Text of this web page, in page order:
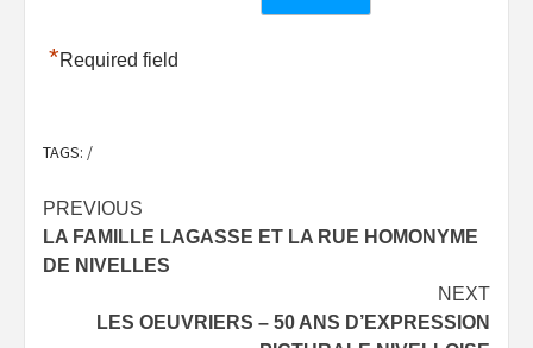
*Required field
TAGS: /
Post
navigation
PREVIOUS
LA FAMILLE LAGASSE ET LA RUE HOMONYME
DE NIVELLES
NEXT
LES OEUVRIERS – 50 ANS D’EXPRESSION